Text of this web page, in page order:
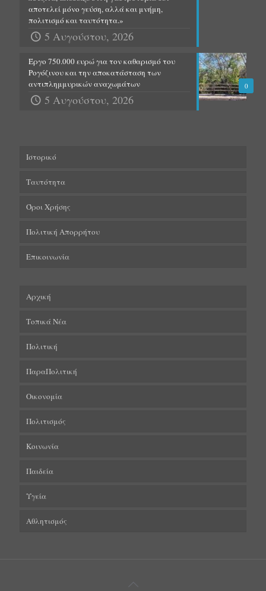
αποτελεί μόνο γεύση, αλλά και μνήμη,
πολιτισμό και ταυτότητα.»
5 Αυγούστου, 2026
0
Έργο 750.000 ευρώ για τον καθαρισμό του
Ρογόζινου και την αποκατάσταση των
αντιπλημμυρικών αναχωμάτων
5 Αυγούστου, 2026
Ιστορικό
Ταυτότητα
Όροι Χρήσης
Πολιτική Απορρήτου
Επικοινωνία
Αρχική
Τοπικά Νέα
Πολιτική
ΠαραΠολιτική
Οικονομία
Πολιτισμός
Κοινωνία
Παιδεία
Υγεία
Αθλητισμός